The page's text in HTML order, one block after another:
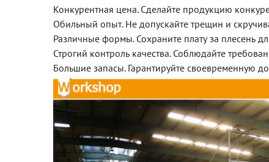
Конкурентная цена. Сделайте продукцию
Обильный опыт. Не допускайте трещин и
Различные формы. Сохраните плату за плесень
Строгий контроль качества. Соблюдайте
Большие запасы. Гарантируйте своевременную